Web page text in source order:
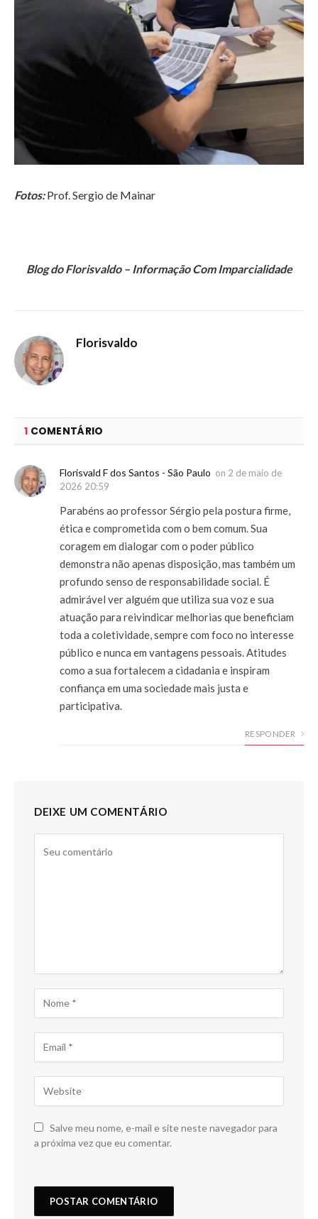
Fotos:Prof. Sergio de Mainar
Blog do Florisvaldo – Informação Com Imparcialidade
Florisvaldo
1 COMENTÁRIO
Florisvald F dos Santos - São Paulo on 2 de maio de
2026 20:59
Parabéns ao professor Sérgio pela postura firme,
ética e comprometida com o bem comum. Sua
coragem em dialogar com o poder público
demonstra não apenas disposição, mas também um
profundo senso de responsabilidade social. É
admirável ver alguém que utiliza sua voz e sua
atuação para reivindicar melhorias que beneficiam
toda a coletividade, sempre com foco no interesse
público e nunca em vantagens pessoais. Atitudes
como a sua fortalecem a cidadania e inspiram
confiança em uma sociedade mais justa e
participativa.
RESPONDER
DEIXE UM COMENTÁRIO
Salve meu nome, e-mail e site neste navegador para
a próxima vez que eu comentar.